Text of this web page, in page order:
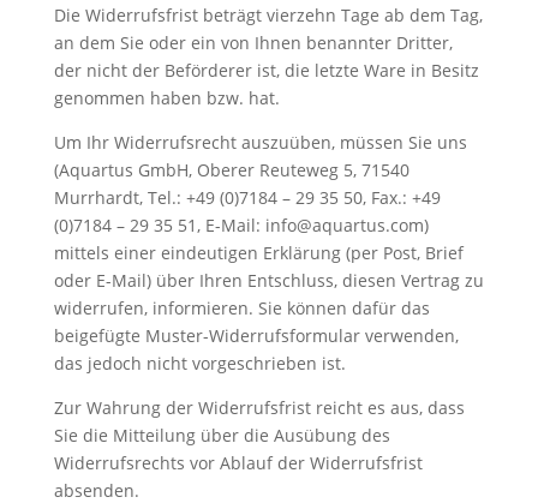
Die Widerrufsfrist beträgt vierzehn Tage ab dem Tag,
an dem Sie oder ein von Ihnen benannter Dritter,
der nicht der Beförderer ist, die letzte Ware in Besitz
genommen haben bzw. hat.
Um Ihr Widerrufsrecht auszuüben, müssen Sie uns
(Aquartus GmbH, Oberer Reuteweg 5, 71540
Murrhardt, Tel.: +49 (0)7184 – 29 35 50, Fax.: +49
(0)7184 – 29 35 51, E-Mail: info@aquartus.com)
mittels einer eindeutigen Erklärung (per Post, Brief
oder E-Mail) über Ihren Entschluss, diesen Vertrag zu
widerrufen, informieren. Sie können dafür das
beigefügte Muster-Widerrufsformular verwenden,
das jedoch nicht vorgeschrieben ist.
Zur Wahrung der Widerrufsfrist reicht es aus, dass
Sie die Mitteilung über die Ausübung des
Widerrufsrechts vor Ablauf der Widerrufsfrist
absenden.